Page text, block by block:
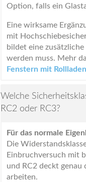
Option, falls ein
Eine wirksame
mit
bildet eine
werden muss. Mehr
Fenstern mit Rollladen
Welche
RC2 oder RC3?
Für das normale
Die
Einbruchversuch mit
und RC2 deckt
arbeiten.